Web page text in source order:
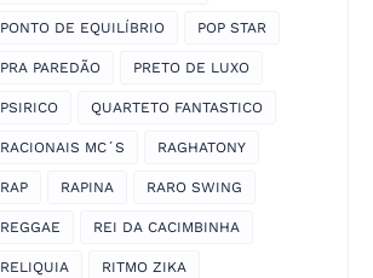
PONTO DE EQUILÍBRIO POP STAR
PRA PAREDÃO PRETO DE LUXO
PSIRICO QUARTETO FANTASTICO
RACIONAIS MC´S RAGHATONY
RAP RAPINA RARO SWING
REGGAE REI DA CACIMBINHA
RELIQUIA RITMO ZIKA